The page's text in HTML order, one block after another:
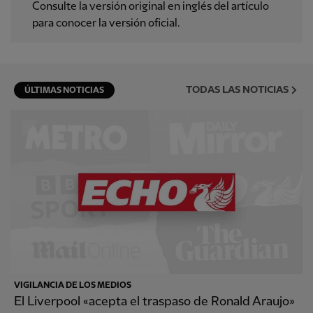
Consulte la versión original en inglés del artículo
para conocer la versión oficial.
ÚLTIMAS NOTICIAS TODAS LAS NOTICIAS
VIGILANCIA DE LOS MEDIOS
El Liverpool «acepta el traspaso de Ronald Araujo»